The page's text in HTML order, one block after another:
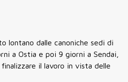
lontano dalle canoniche sedi di
a Ostia e poi 9 giorni a Sendai,
il lavoro in vista delle